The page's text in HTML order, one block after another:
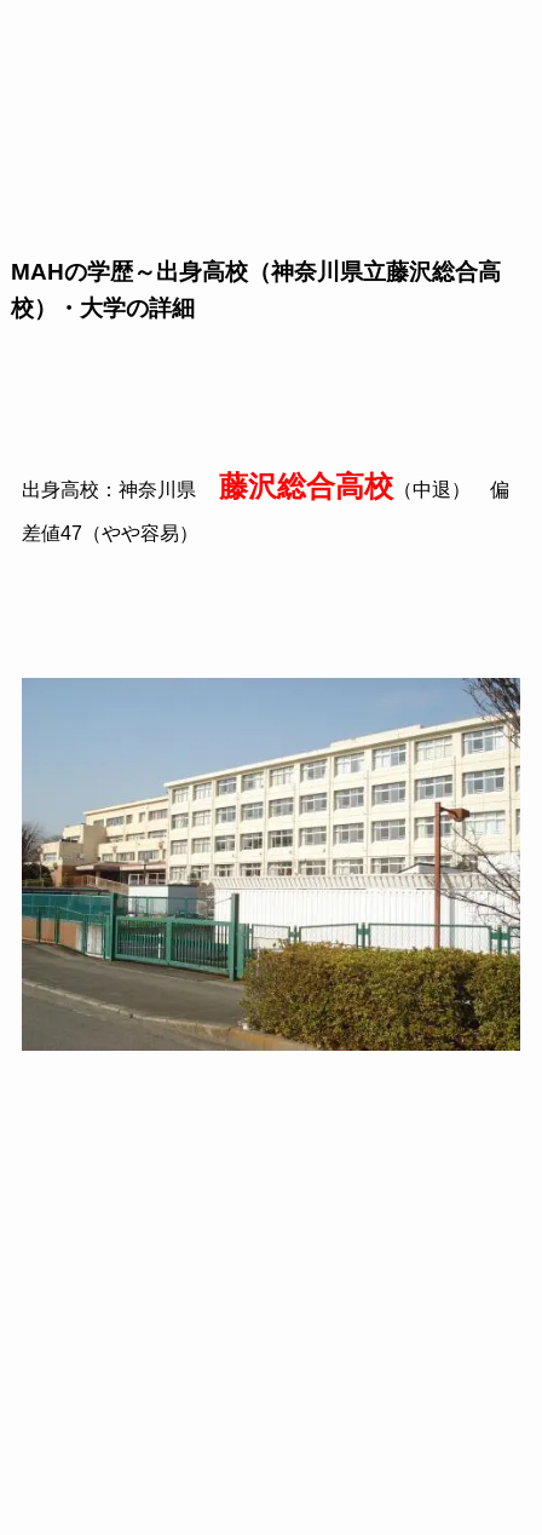
MAHの学歴～出身高校（神奈川県立藤沢総合高
校）・大学の詳細
出身高校：神奈川県 藤沢総合高校（中退） 偏
差値47（やや容易）